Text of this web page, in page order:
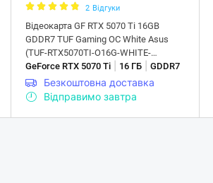
2 Відгуки
Відеокарта GF RTX 5070 Ti 16GB
GDDR7 TUF Gaming OC White Asus
(TUF-RTX5070TI-O16G-WHITE-
GAMING)
GeForce RTX 5070 Ti 16 ГБ |GDDR7
Безкоштовна доставка
Відправимо завтра